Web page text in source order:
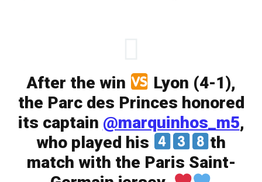
After the win
Lyon (4-1),
the Parc des Princes honored
its captain @marquinhos_m5,
who played his
th
match with the Paris Saint-